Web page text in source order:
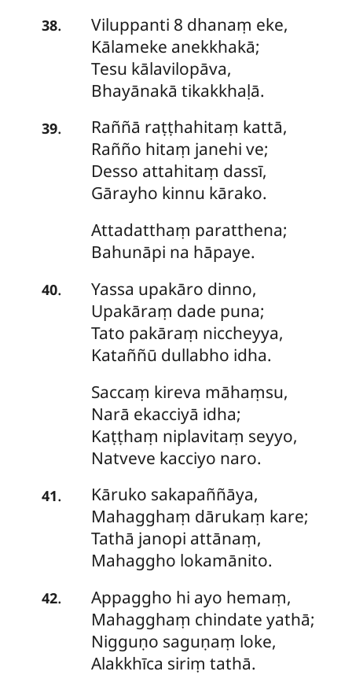
38. Viluppanti 8 dhanaṃ eke,
Kālameke anekkhakā;
Tesu kālavilopāva,
Bhayānakā tikakkhaḷā.
39. Raññā raṭṭhahitaṃ kattā,
Rañño hitaṃ janehi ve;
Desso attahitaṃ dassī,
Gārayho kinnu kārako.
Attadatthaṃ paratthena;
Bahunāpi na hāpaye.
40.
Yassa upakāro dinno,
Upakāraṃ dade puna;
Tato pakāraṃ niccheyya,
Kataññū dullabho idha.
Saccaṃ kireva māhaṃsu,
Narā ekacciyā idha;
Kaṭṭhaṃ niplavitaṃ seyyo,
Natveve kacciyo naro.
41. Kāruko sakapaññāya,
Mahagghaṃ dārukaṃ kare;
Tathā janopi attānaṃ,
Mahaggho lokamānito.
42. Appaggho hi ayo hemaṃ,
Mahagghaṃ chindate yathā;
Nigguṇo saguṇaṃ loke,
Alakkhīca siriṃ tathā.